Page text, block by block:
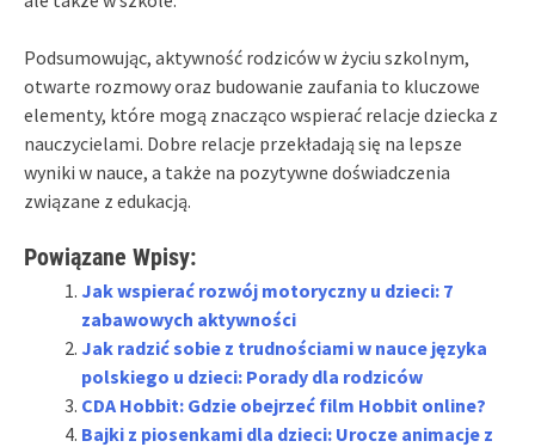
Podsumowując, aktywność rodziców w życiu szkolnym,
otwarte rozmowy oraz budowanie zaufania to kluczowe
elementy, które mogą znacząco wspierać relacje dziecka z
nauczycielami. Dobre relacje przekładają się na lepsze
wyniki w nauce, a także na pozytywne doświadczenia
związane z edukacją.
Powiązane Wpisy:
Jak wspierać rozwój motoryczny u dzieci: 7
zabawowych aktywności
Jak radzić sobie z trudnościami w nauce języka
polskiego u dzieci: Porady dla rodziców
CDA Hobbit: Gdzie obejrzeć film Hobbit online?
Bajki z piosenkami dla dzieci: Urocze animacje z